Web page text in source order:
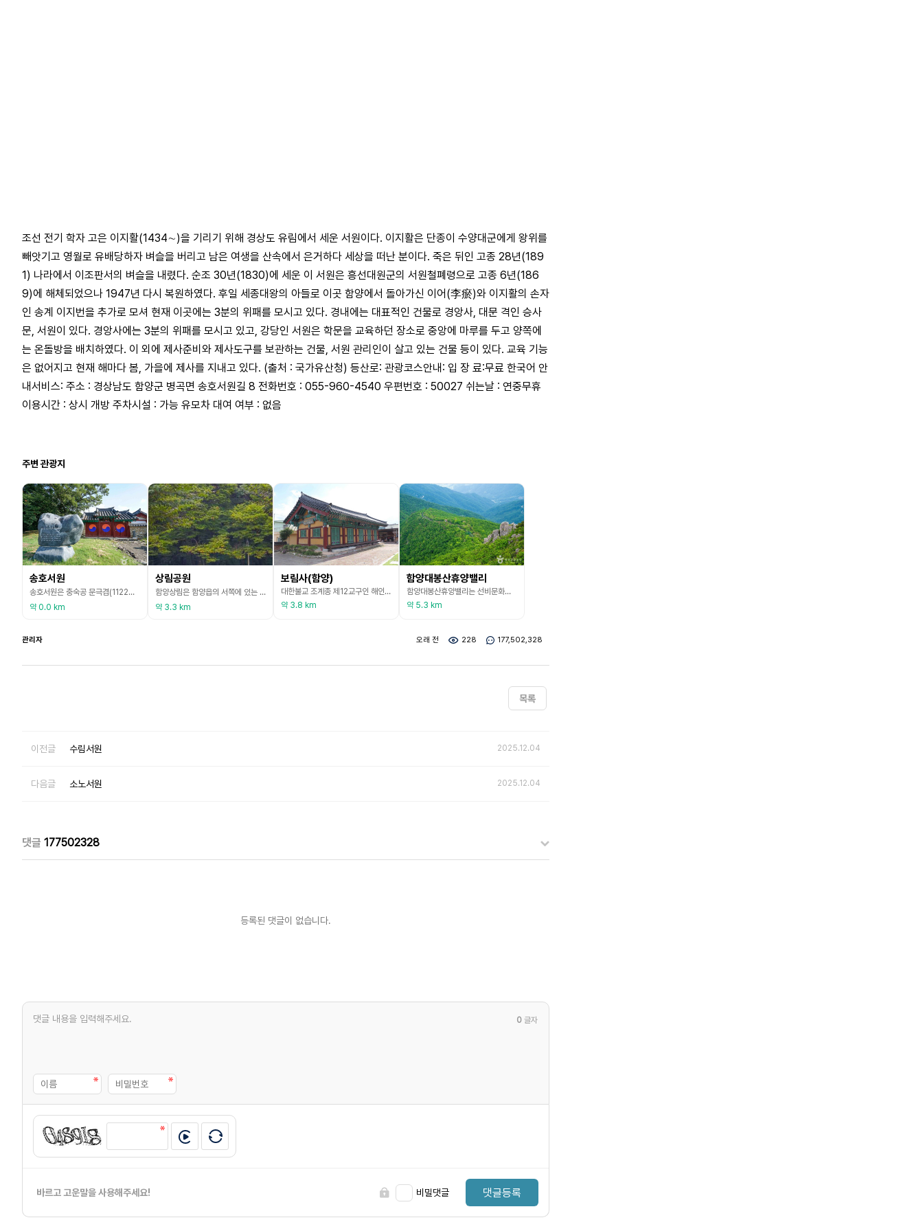
조선 전기 학자 고은 이지활(1434∼)을 기리기 위해 경상도 유림에서 세운 서원이다. 이지활은 단종이 수양대군에게 왕위를
빼앗기고 영월로 유배당하자 벼슬을 버리고 남은 여생을 산속에서 은거하다 세상을 떠난 분이다. 죽은 뒤인 고종 28년(189
1) 나라에서 이조판서의 벼슬을 내렸다. 순조 30년(1830)에 세운 이 서원은 흥선대원군의 서원철폐령으로 고종 6년(186
9)에 해체되었으나 1947년 다시 복원하였다. 후일 세종대왕의 아들로 이곳 함양에서 돌아가신 이어(李瘀)와 이지활의 손자
인 송계 이지번을 추가로 모셔 현재 이곳에는 3분의 위패를 모시고 있다. 경내에는 대표적인 건물로 경앙사, 대문 격인 승사
문, 서원이 있다. 경앙사에는 3분의 위패를 모시고 있고, 강당인 서원은 학문을 교육하던 장소로 중앙에 마루를 두고 양쪽에
는 온돌방을 배치하였다. 이 외에 제사준비와 제사도구를 보관하는 건물, 서원 관리인이 살고 있는 건물 등이 있다. 교육 기능
은 없어지고 현재 해마다 봄, 가을에 제사를 지내고 있다. (출처 : 국가유산청) 등산로: 관광코스안내: 입 장 료:무료 한국어 안
내서비스: 주소 : 경상남도 함양군 병곡면 송호서원길 8 전화번호 : 055-960-4540 우편번호 : 50027 쉬는날 : 연중무휴
이용시간 : 상시 개방 주차시설 : 가능 유모차 대여 여부 : 없음
주변 관광지
송호서원
송호서원은 충숙공 문극겸(1122∼1189)을 기리기 위해 세운 서원이다. 문극겸은 고려시대 무신들이 집권한 시기의 문신으로, 재상이 되었을 때에도 상장군을 겸하고 무신들의 자문에 응하는 등 문무를 겸비한 독특한 인물이었다. 송호서원은 정조 1년(1777) 대병면 역평리에 세웠다. 그 뒤 고종 7년(1871) 흥선대원군의 서원철폐령으로 철거되었다가 1957년에 사우 등을 복원하였다. 지금 있는 건물은 합천댐 건설로 1985년에 옮겨 복원한 것이다.
약 0.0 km
상림공원
함양상림은 함양읍의 서쪽에 있는 위천(渭川)강가에 있는 숲으로서, 통일신라 진성여왕(재위 887∼897) 때 최치원 선생이 함양읍의 홍수피해를 막기 위해 만들었다고 전해진다. 예전에는 대관림(大館林)이라고 불렀으나 이 숲의 가운데 부분이 홍수로 무너짐에 따라 상림(上林)과 하림(下林)으로 나뉘게 되었다. 현재 하림은 훼손되어 흔적만 남아있고 상림만이 예전의 모습을 유지하고 있다. 갈참나무·졸참나무 등 참나무류와 개서어나무류가 주를 이루며, 왕머루와 칡
약 3.3 km
보림사(함양)
대한불교 조계종 제12교구인 해인사의 말사로서 1912년에 벽송사 주지 스님 김동운 화상이 건립하였다. 1929년 관내 6개 사찰이 연합 운영하면서 포교 사업으로 유치원을 운영한 바 있으며 1970년 조영산 화상이 부임하여 보림사라 개칭하여 현재에 이르고 있다. 1971년 사찰을 개축하고 1972년에는 불교회관을 건립하였으며 함양읍 시가지 중심부에 있어 포교 활동을 통한 불교 진흥에 크게 기여하고 있는 사찰이다. 대웅전에는 옛 용산사지에서 출토된 <함양
약 3.8 km
함양대봉산휴양밸리
함양대봉산휴양밸리는 선비문화의 고장인 함양에서도 공기 좋고 경치 좋기로 소문난 대봉산 자락에 자리 잡고 있는 종합휴양 관광단지이다. 자연 속에서 스릴을 즐길 수 있는 모노레일과 집라인, 휴식을 즐길 수 있는 숙박시설과 캠핑 시설, 자연을 온몸으로 느낄 수 있는 산림욕장 등의 시설을 갖추고 있는 힐링 명소이다. 대봉스카이랜드와 대봉캠핑랜드로 나누어 운영되고 있으며 대봉스카이랜드에는 모노레일(10대, 3.93㎞), 집라인(5개 코스, 3.27㎞), 대봉힐링
약 5.3 km
관리자 오래 전 228 177,502,328
목록
이전글 수림서원 2025.12.04
다음글 소노서원 2025.12.04
댓글 177502328
등록된 댓글이 없습니다.
0 글자
바르고 고운말을 사용해주세요! 비밀댓글 댓글등록